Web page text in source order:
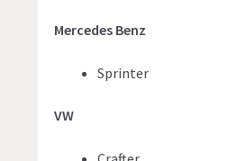
Mercedes Benz
Sprinter
VW